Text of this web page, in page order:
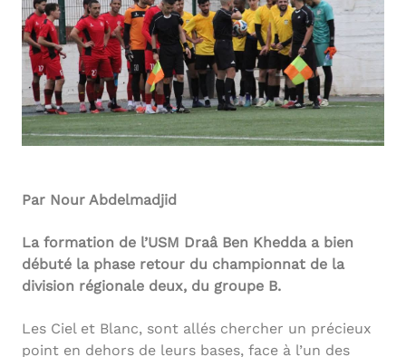
Par Nour Abdelmadjid
La formation de l’USM Draâ Ben Khedda a bien
débuté la phase retour du championnat de la
division régionale deux, du groupe B.
Les Ciel et Blanc, sont allés chercher un précieux
point en dehors de leurs bases, face à l’un des